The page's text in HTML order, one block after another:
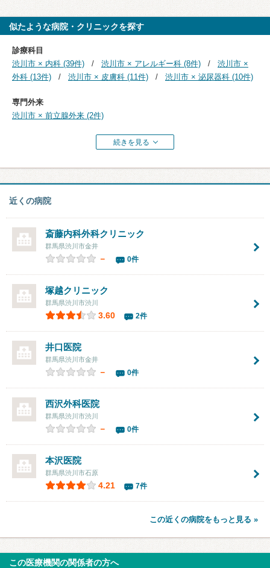
似たような病院・クリニックを探す
診療科目
渋川市 × 内科 (39件)
渋川市 × アレルギー科 (8件)
渋川市 ×
外科 (13件)
渋川市 × 皮膚科 (11件) 渋川市 × 泌尿器科 (10件)
専門外来
渋川市 × 前立腺外来 (2件)
続きを見る
近くの病院
斎藤内科外科クリニック
群馬県渋川市金井
－ 0件
塚越クリニック
群馬県渋川市渋川
3.60 2件
井口医院
群馬県渋川市金井
－ 0件
西沢外科医院
群馬県渋川市渋川
－ 0件
本沢医院
群馬県渋川市石原
4.21 7件
この近くの病院をもっと見る »
この医療機関の関係者の方へ